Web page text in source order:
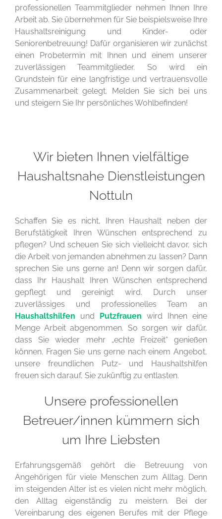
professionellen Teammitglieder nehmen Ihnen Ihre
Arbeit ab. Sie übernehmen für Sie beispielsweise Ihre
Haushaltsreinigung und Kinder- oder
Seniorenbetreuung! Dafür organisieren wir zunächst
einen Probetermin mit Ihnen und einem unserer
zuverlässigen Teammitglieder. So wird ein
Grundstein für eine langfristige und vertrauensvolle
Zusammenarbeit gelegt. Melden Sie sich bei uns
und steigern Sie Ihr persönliches Wohlbefinden!
Wir bieten Ihnen vielfältige
Haushaltsnahe Dienstleistungen
Nottuln
Schaffen Sie es nicht, Ihren Haushalt neben der
Berufstätigkeit Ihren Wünschen entsprechend zu
pflegen? Und scheuen Sie sich vielleicht davor, sich
die Arbeit von jemanden abnehmen zu lassen? Dann
sprechen Sie uns gerne an! Denn wir sorgen dafür,
dass Ihr Haushalt Ihren Wünschen entsprechend
gepflegt und gereinigt wird. Durch unser
zuverlässiges und professionelles Team an
Haushaltshilfen und Putzfrauen wird Ihnen eine
Menge Arbeit abgenommen. So sorgen wir dafür,
dass Sie wieder mehr „echte Freizeit“ genießen
können. Fragen Sie uns gerne nach einem Angebot,
unsere freundlichen Putz- und Haushaltshilfen
freuen sich darauf, Sie zukünftig zu entlasten.
Unsere professionellen
Betreuer/innen kümmern sich
um Ihre Liebsten
Erfahrungsgemäß gehört die Betreuung von
Angehörigen für viele Menschen zum Alltag. Denn
im steigenden Alter ist es vielen nicht mehr möglich,
den Alltag eigenständig zu meistern. Bei der
Vereinbarung des eigenen Berufes mit der Pflege